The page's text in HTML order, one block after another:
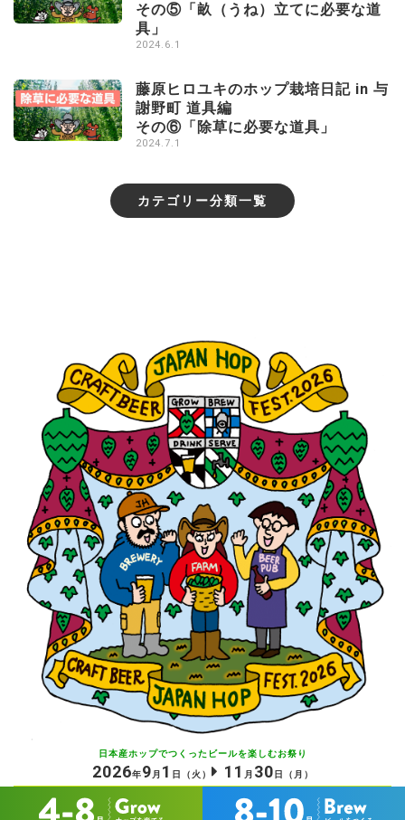
その⑤「畝（うね）立てに必要な道
具」
2024.6.1
藤原ヒロユキのホップ栽培日記 in 与
謝野町 道具編
その⑥「除草に必要な道具」
2024.7.1
カテゴリー分類一覧
日本産ホップでつくったビールを楽しむお祭り
2026年9月 1 日 （火） 11 月 30 日 （月）